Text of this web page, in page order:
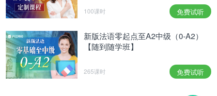
100课时 免费试听
新版法语零起点至A2中级（0-A2）
【随到随学班】
265课时 免费试听